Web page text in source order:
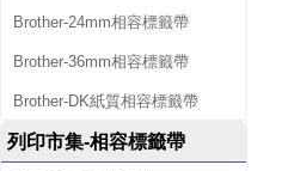
Brother-24mm相容標籤帶
Brother-36mm相容標籤帶
Brother-DK紙質相容標籤帶
列印市集-相容標籤帶